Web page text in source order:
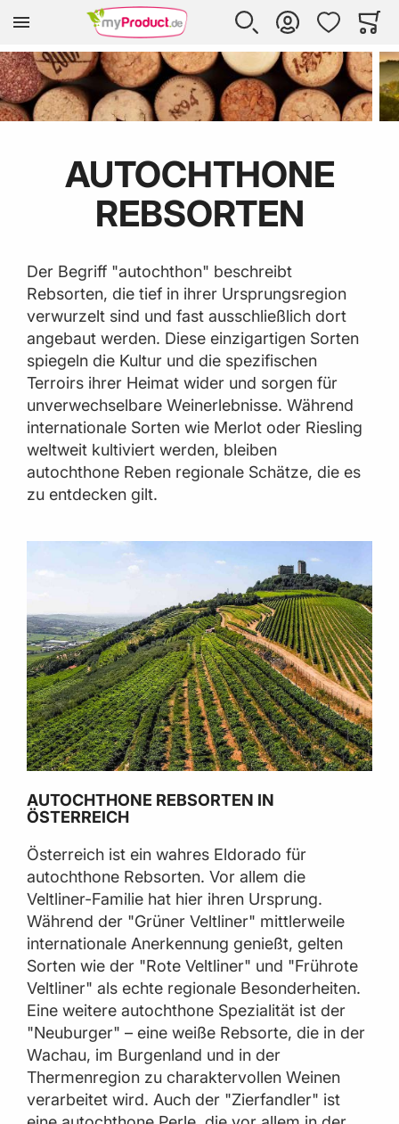
Zur Homepage
SUCHE
KONTO WUNSCHLISTE
AUTOCHTHONE
REBSORTEN
Der Begriff "autochthon" beschreibt
Rebsorten, die tief in ihrer Ursprungsregion
verwurzelt sind und fast ausschließlich dort
angebaut werden. Diese einzigartigen Sorten
spiegeln die Kultur und die spezifischen
Terroirs ihrer Heimat wider und sorgen für
unverwechselbare Weinerlebnisse. Während
internationale Sorten wie Merlot oder Riesling
weltweit kultiviert werden, bleiben
autochthone Reben regionale Schätze, die es
zu entdecken gilt.
AUTOCHTHONE REBSORTEN IN
ÖSTERREICH
Österreich ist ein wahres Eldorado für
autochthone Rebsorten. Vor allem die
Veltliner-Familie hat hier ihren Ursprung.
Während der "Grüner Veltliner" mittlerweile
internationale Anerkennung genießt, gelten
Sorten wie der "Rote Veltliner" und "Frührote
Veltliner" als echte regionale Besonderheiten.
Eine weitere autochthone Spezialität ist der
"Neuburger" – eine weiße Rebsorte, die in der
Wachau, im Burgenland und in der
Thermenregion zu charaktervollen Weinen
verarbeitet wird. Auch der "Zierfandler" ist